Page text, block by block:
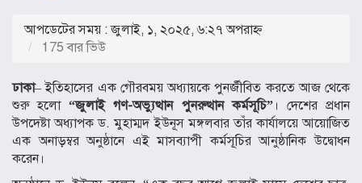
আপডেটের সময় : জুলাই, ১, ২০২৫, ৬:২৭ অপরাহ্ণ
175 বার ভিউ
ঢাকা– ইতিহাসের এক গৌরবময় অধ্যায়কে পুনর্জীবিত করতে আজ থেকে
শুরু হলো“জুলাই গণ-অভ্যুত্থান পুনরুত্থান কর্মসূচি”। দেশের প্রধান
উপদেষ্টা অধ্যাপক ড. মুহাম্মদ ইউনূস মঙ্গলবার তাঁর কার্যালয়ে আয়োজিত
এক অনাড়ম্বর অনুষ্ঠানে এই মাসব্যাপী কর্মসূচির আনুষ্ঠানিক উদ্বোধন
করেন।